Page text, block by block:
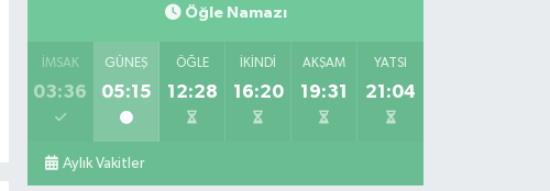
Öğle Namazı
İMSAK
03:36
GÜNEŞ
05:15
ÖĞLE
12:28
İKINDI
16:20
AKŞAM
19:31
YATSI
21:04
Aylık Vakitler